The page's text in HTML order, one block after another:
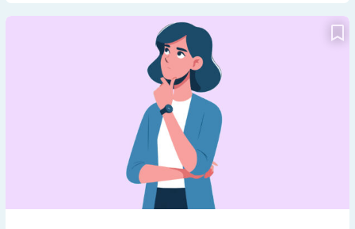
Die Sicht der Eltern: Therapie-Anpassungen zu Hause – soll ich
oder nicht?